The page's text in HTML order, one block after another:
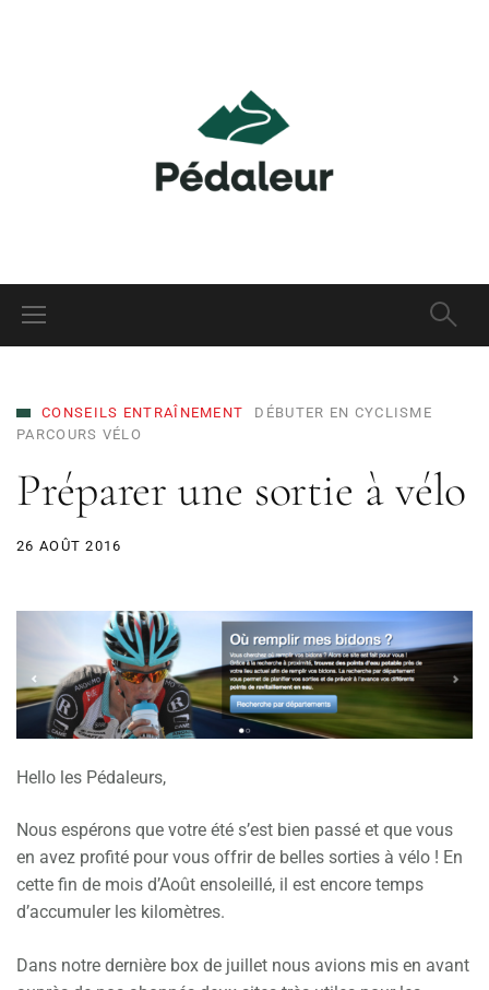
CONSEILS ENTRAÎNEMENT
DÉBUTER EN CYCLISME
PARCOURS VÉLO
Préparer une sortie à vélo
26 AOÛT 2016
Hello les Pédaleurs,
Nous espérons que votre été s’est bien passé et que vous
en avez profité pour vous offrir de belles sorties à vélo ! En
cette fin de mois d’Août ensoleillé, il est encore temps
d’accumuler les kilomètres.
Dans notre dernière box de juillet nous avions mis en avant